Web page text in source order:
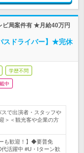
ビ局案件有 ★月給40万円
スドライバー】★完休
学歴不問
中
スで出演者・スタッフや
＞＜観光客や企業の方
も歓迎！】◆要普免
代活躍中 #U・Iターン歓